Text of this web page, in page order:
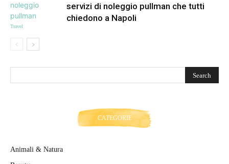
Travel
servizi di noleggio pullman che tutti
chiedono a Napoli
CATEGORIE
Animali & Natura